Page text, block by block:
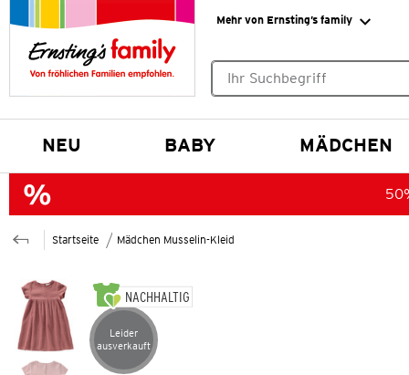
Mehr von Ernsting’s family
NEU BABY MÄDCHEN
Startseite Mädchen Musselin-Kleid
NACHHALTIG
Artikel leider ausverkauft
Leider
ausverkauft